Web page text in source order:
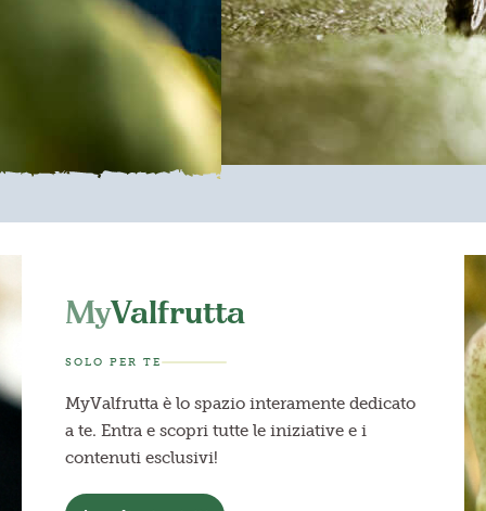
MyValfrutta
SOLO PER TE
MyValfrutta è lo spazio interamente dedicato
a te. Entra e scopri tutte le iniziative e i
contenuti esclusivi!